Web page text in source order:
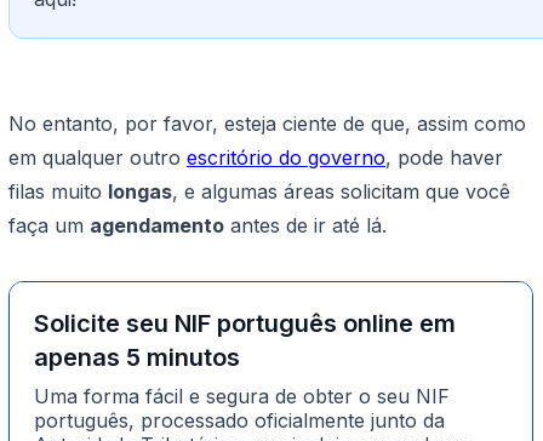
No entanto, por favor, esteja ciente de que, assim como
em qualquer outro escritório do governo, pode haver
filas muito longas, e algumas áreas solicitam que você
faça um agendamento antes de ir até lá.
Solicite seu NIF português online em
apenas 5 minutos
Uma forma fácil e segura de obter o seu NIF
português, processado oficialmente junto da